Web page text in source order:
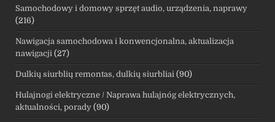
Samochodowy i domowy sprzęt audio, urządzenia, naprawy
(216)
Nawigacja samochodowa i konwencjonalna, aktualizacja
nawigacji (27)
Dulkių siurblių remontas, dulkių siurbliai (90)
Hulajnogi elektryczne / Naprawa hulajnóg elektrycznych,
aktualności, porady (90)